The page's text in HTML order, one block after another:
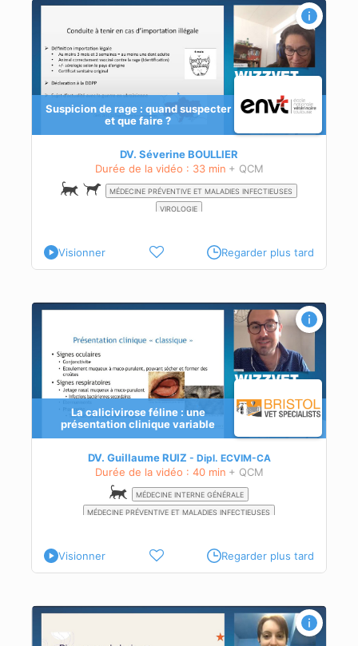
Suspicion de rage : quand suspecter
et que faire ?
DV. Séverine BOULLIER
Durée de la vidéo : 33 min + QCM
MÉDECINE PRÉVENTIVE ET MALADIES INFECTIEUSES
VIROLOGIE
Visionner Regarder plus tard
La calicivirose féline : une
présentation clinique variable
DV. Guillaume RUIZ Dipl. ECVIM-CA
Durée de la vidéo : 40 min + QCM
MÉDECINE INTERNE GÉNÉRALE
MÉDECINE PRÉVENTIVE ET MALADIES INFECTIEUSES
Visionner Regarder plus tard